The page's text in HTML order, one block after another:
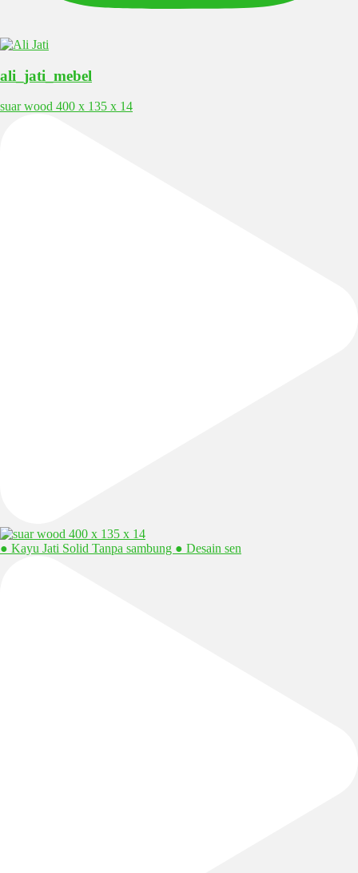
ali_jati_mebel
suar wood 400 x 135 x 14
● Kayu Jati Solid Tanpa sambung ● Desain sen